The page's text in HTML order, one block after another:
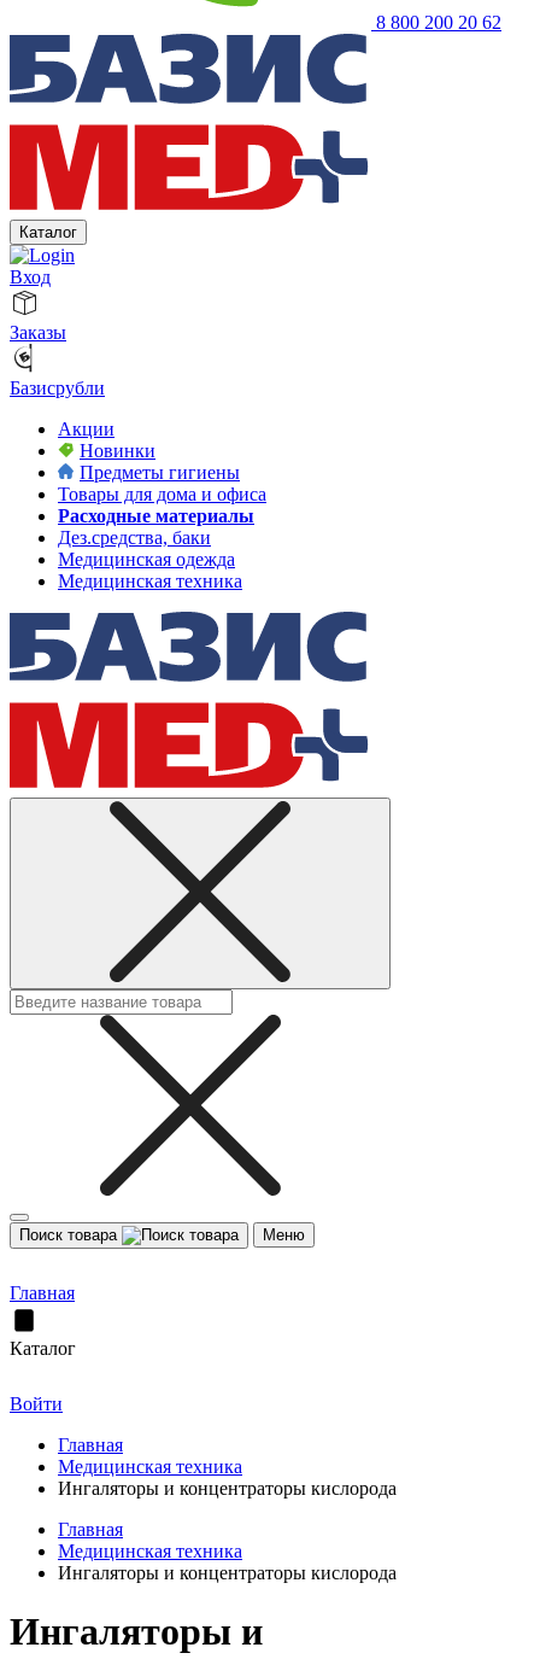
8 800 200 20 62
Каталог
Вход
Заказы
Базисрубли
Акции
Новинки
Предметы гигиены
Товары для дома и офиса
Расходные материалы
Дез.средства, баки
Медицинская одежда
Медицинская техника
Поиск товара Меню
Главная
Каталог
Войти
Главная
Медицинская техника
Ингаляторы и концентраторы кислорода
Главная
Медицинская техника
Ингаляторы и концентраторы кислорода
Ингаляторы и